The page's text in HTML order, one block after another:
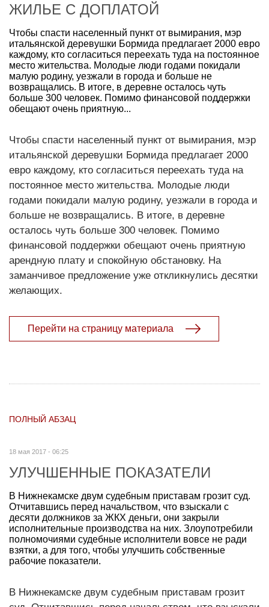
ЖИЛЬЕ С ДОПЛАТОЙ
Чтобы спасти населенный пункт от вымирания, мэр
итальянской деревушки Бормида предлагает 2000 евро
каждому, кто согласиться переехать туда на постоянное
место жительства. Молодые люди годами покидали
малую родину, уезжали в города и больше не
возвращались. В итоге, в деревне осталось чуть
больше 300 человек. Помимо финансовой поддержки
обещают очень приятную...
Чтобы спасти населенный пункт от вымирания, мэр
итальянской деревушки Бормида предлагает 2000
евро каждому, кто согласиться переехать туда на
постоянное место жительства. Молодые люди
годами покидали малую родину, уезжали в города и
больше не возвращались. В итоге, в деревне
осталось чуть больше 300 человек. Помимо
финансовой поддержки обещают очень приятную
арендную плату и спокойную обстановку. На
заманчивое предложение уже откликнулись десятки
желающих.
Перейти на страницу материала
ПОЛНЫЙ АБЗАЦ
18 мая 2017 - 06:25
УЛУЧШЕННЫЕ ПОКАЗАТЕЛИ
В Нижнекамске двум судебным приставам грозит суд.
Отчитавшись перед начальством, что взыскали с
десяти должников за ЖКХ деньги, они закрыли
исполнительные производства на них. Злоупотребили
полномочиями судебные исполнители вовсе не ради
взятки, а для того, чтобы улучшить собственные
рабочие показатели.
В Нижнекамске двум судебным приставам грозит